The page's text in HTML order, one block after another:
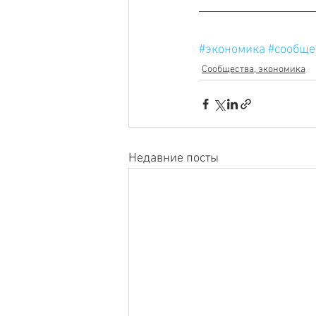
#экономика
Сообщества, экономика
Недавние посты